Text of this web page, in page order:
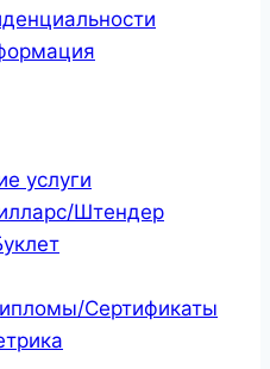
услуги
Штендер
Сертификаты